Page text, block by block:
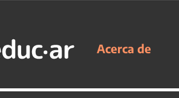
Acerca de